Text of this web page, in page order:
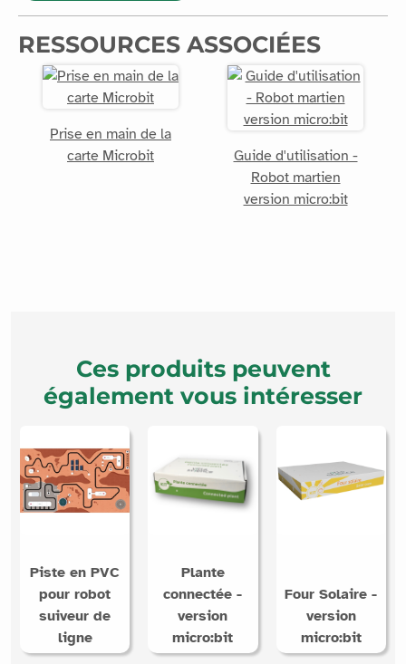
RESSOURCES ASSOCIÉES
Prise en main de la
carte Microbit
Guide d'utilisation -
Robot martien
version micro:bit
Ces produits peuvent
également vous intéresser
Piste en PVC
pour robot
suiveur de
ligne
Plante
connectée -
version
micro:bit
Four Solaire -
version
micro:bit